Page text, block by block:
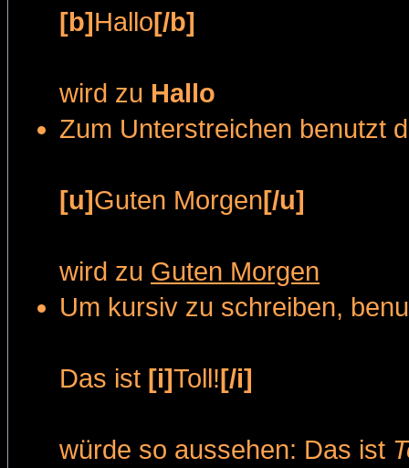
[b]Hallo[/b]
wird zu Hallo
Zum Unterstreichen benutzt
[u]Guten Morgen[/u]
wird zu Guten Morgen
Um kursiv zu schreiben,
Das ist [i]Toll![/i]
würde so aussehen: Das ist